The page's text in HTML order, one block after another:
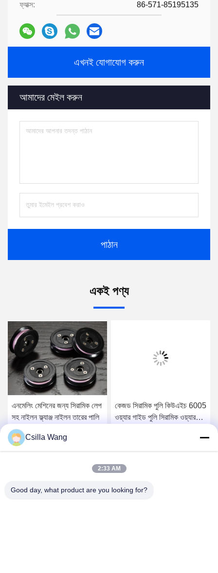
ফ্যাক্স: 86-571-85195135
এখনই যোগাযোগ করুন
আমাদের মেইল ​​করুন
পাঠান
একই পণ্য
এনমেলিং মেশিনের জন্য সিরামিক লেপ
সহ নাইলন ফ্ল্যাঞ্জ নাইলন তারের পালি
সেরা মূল্য পান
কেজড সিরামিক পুলি কিউএইচ 6005
ওয়্যার গাইড পুলি সিরামিক ওয়্যার
সেরা মূল্য পান
Csilla Wang
2:33 AM
Good day, what product are you looking for?